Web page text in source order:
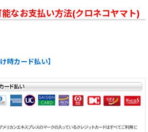
なお支払い方法(クロネコヤマト)
時カード払い】